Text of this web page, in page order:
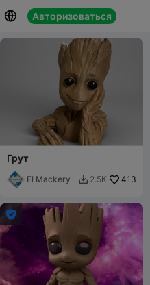
 Авторизоваться
 
Грут
El Mackery  2.5K 413
